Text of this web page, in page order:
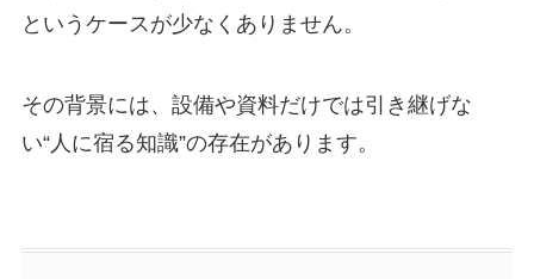
というケースが少なくありません。
その背景には、設備や資料だけでは引き継げな
い“人に宿る知識”の存在があります。